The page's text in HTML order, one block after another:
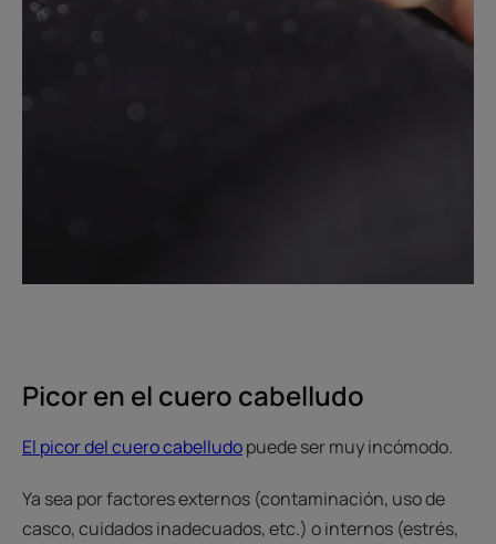
Picor en el cuero cabelludo
El picor del cuero cabelludopuede ser muy incómodo.
Ya sea por factores externos (contaminación, uso de
casco, cuidados inadecuados, etc.) o internos (estrés,